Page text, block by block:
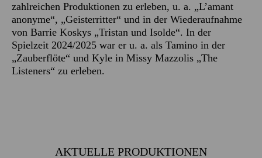
zahlreichen Produktionen zu erleben, u. a. „L’amant
anonyme“, „Geisterritter“ und in der Wiederaufnahme
von Barrie Koskys „Tristan und Isolde“. In der
Spielzeit 2024/2025 war er u. a. als Tamino in der
„Zauberflöte“ und Kyle in Missy Mazzolis „The
Listeners“ zu erleben.
AKTUELLE PRODUKTIONEN